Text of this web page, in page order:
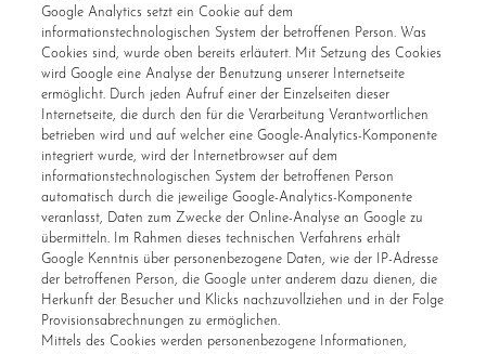
Google Analytics setzt ein Cookie auf dem
informationstechnologischen System der betroffenen Person. Was
Cookies sind, wurde oben bereits erläutert. Mit Setzung des Cookies
wird Google eine Analyse der Benutzung unserer Internetseite
ermöglicht. Durch jeden Aufruf einer der Einzelseiten dieser
Internetseite, die durch den für die Verarbeitung Verantwortlichen
betrieben wird und auf welcher eine Google-Analytics-Komponente
integriert wurde, wird der Internetbrowser auf dem
informationstechnologischen System der betroffenen Person
automatisch durch die jeweilige Google-Analytics-Komponente
veranlasst, Daten zum Zwecke der Online-Analyse an Google zu
übermitteln. Im Rahmen dieses technischen Verfahrens erhält
Google Kenntnis über personenbezogene Daten, wie der IP-Adresse
der betroffenen Person, die Google unter anderem dazu dienen, die
Herkunft der Besucher und Klicks nachzuvollziehen und in der Folge
Provisionsabrechnungen zu ermöglichen.
Mittels des Cookies werden personenbezogene Informationen,